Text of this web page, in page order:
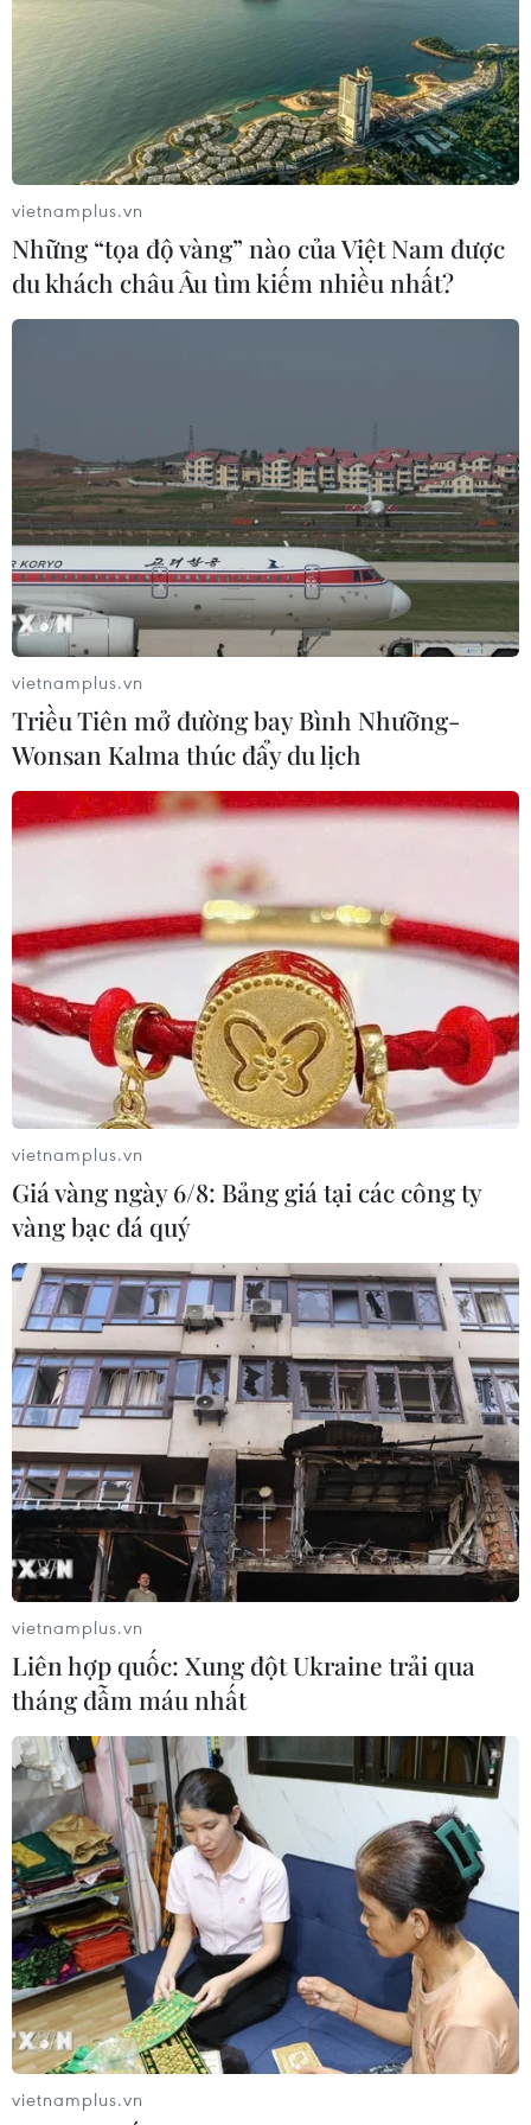
TIN CÙNG CHUYÊN MỤC
Ba Lan thảo luận việc thành lập căn
cứ quân sự thường trực với Mỹ
vietnamplus.vn
Những “tọa độ vàng” nào của Việt Nam được
du khách châu Âu tìm kiếm nhiều nhất?
vietnamplus.vn
Triều Tiên mở đường bay Bình Nhưỡng-
Wonsan Kalma thúc đẩy du lịch
vietnamplus.vn
Giá vàng ngày 6/8: Bảng giá tại các công ty
vàng bạc đá quý
vietnamplus.vn
Liên hợp quốc: Xung đột Ukraine trải qua
tháng đẫm máu nhất
vietnamplus.vn